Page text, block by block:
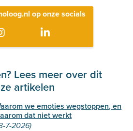
op onze socials
Lees meer over dit
artikelen
we emoties wegstoppen, en
dat niet werkt
7-2026)